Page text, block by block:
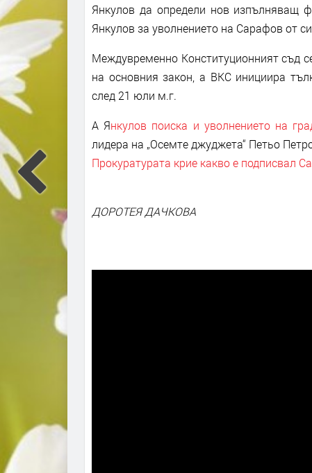
Янкулов да определи нов изпълняващ
Янкулов за уволнението на Сарафов от
Междувременно Конституционният съд
на основния закон, а ВКС инициира
след 21 юли м.г.
А Янкулов поиска и уволнението на
лидера на „Осемте джуджета“ Петьо
Прокуратурата крие какво е подписвал
ДОРОТЕЯ ДАЧКОВА